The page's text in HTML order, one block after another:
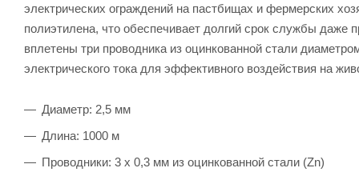
электрических ограждений на пастбищах и фермерских
полиэтилена, что обеспечивает долгий срок службы даже
вплетены три проводника из оцинкованной стали
электрического тока для эффективного воздействия на
Диаметр: 2,5 мм
Длина: 1000 м
Проводники: 3 х 0,3 мм из оцинкованной стали (Zn)